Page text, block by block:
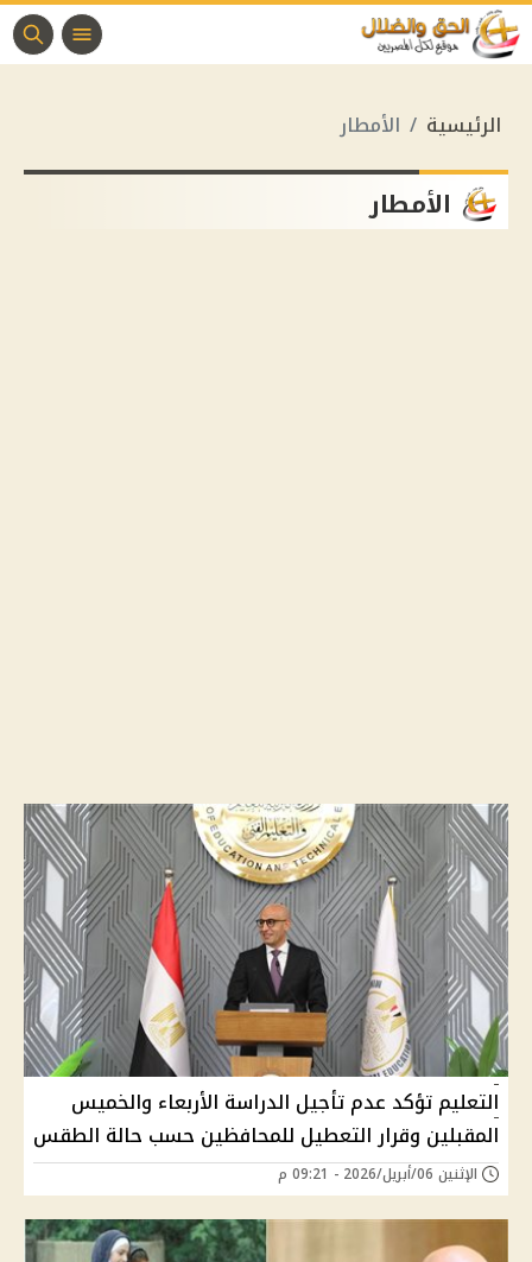
الرئيسية الأمطار
الأمطار
التعليم تؤكد عدم تأجيل الدراسة الأربعاء والخميس
المقبلين وقرار التعطيل للمحافظين حسب حالة الطقس
الإثنين 06/أبريل/2026 - 09:21 م